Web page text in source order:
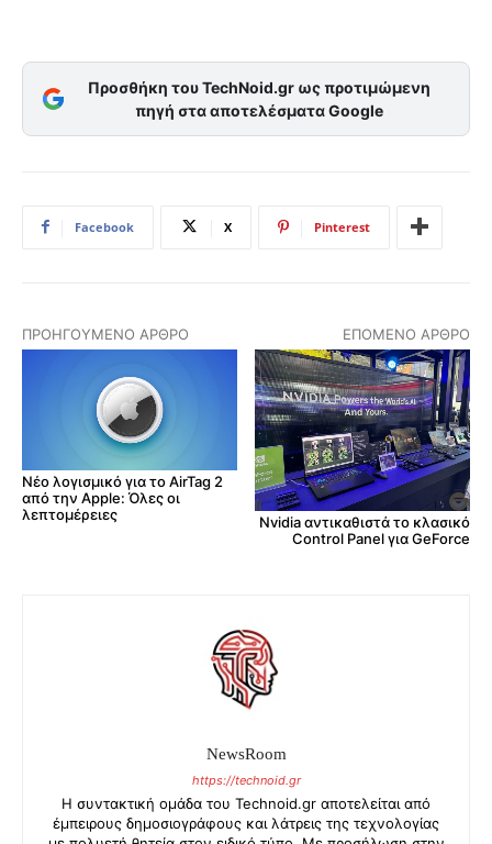
Προσθήκη του TechNoid.gr ως προτιμώμενη
πηγή στα αποτελέσματα Google
Facebook X Pinterest
ΠΡΟΗΓΟΎΜΕΝΟ ΆΡΘΡΟ
Νέο λογισμικό για το AirTag 2
από την Apple: Όλες οι
λεπτομέρειες
ΕΠΌΜΕΝΟ ΆΡΘΡΟ
Nvidia αντικαθιστά το κλασικό
Control Panel για GeForce
NewsRoom
https://technoid.gr
Η συντακτική ομάδα του Technoid.gr αποτελείται από
έμπειρους δημοσιογράφους και λάτρεις της τεχνολογίας